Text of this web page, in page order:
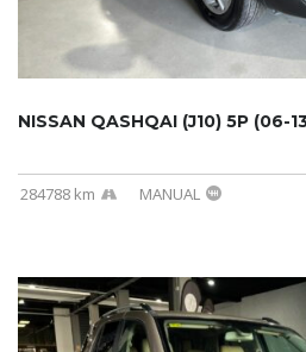
NISSAN QASHQAI (J10) 5P (06-
284788 km MANUAL